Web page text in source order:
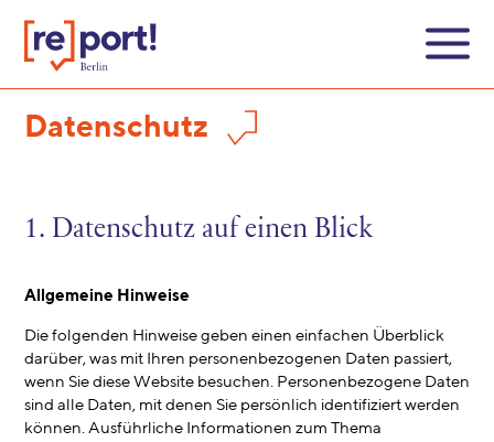
Datenschutz
1. Datenschutz auf einen Blick
Allgemeine Hinweise
Die folgenden Hinweise geben einen einfachen Überblick
darüber, was mit Ihren personenbezogenen Daten passiert,
wenn Sie diese Website besuchen. Personenbezogene Daten
sind alle Daten, mit denen Sie persönlich identifiziert werden
können. Ausführliche Informationen zum Thema